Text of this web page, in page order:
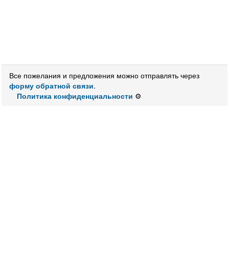
Все пожелания и предложения можно отправлять через
форму обратной связи.
Политика конфиденциальности ⚙️